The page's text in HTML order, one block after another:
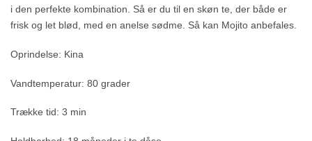
i den perfekte kombination. Så er du til en skøn te, der både er
frisk og let blød, med en anelse sødme. Så kan Mojito anbefales.
Oprindelse: Kina
Vandtemperatur: 80 grader
Trække tid: 3 min